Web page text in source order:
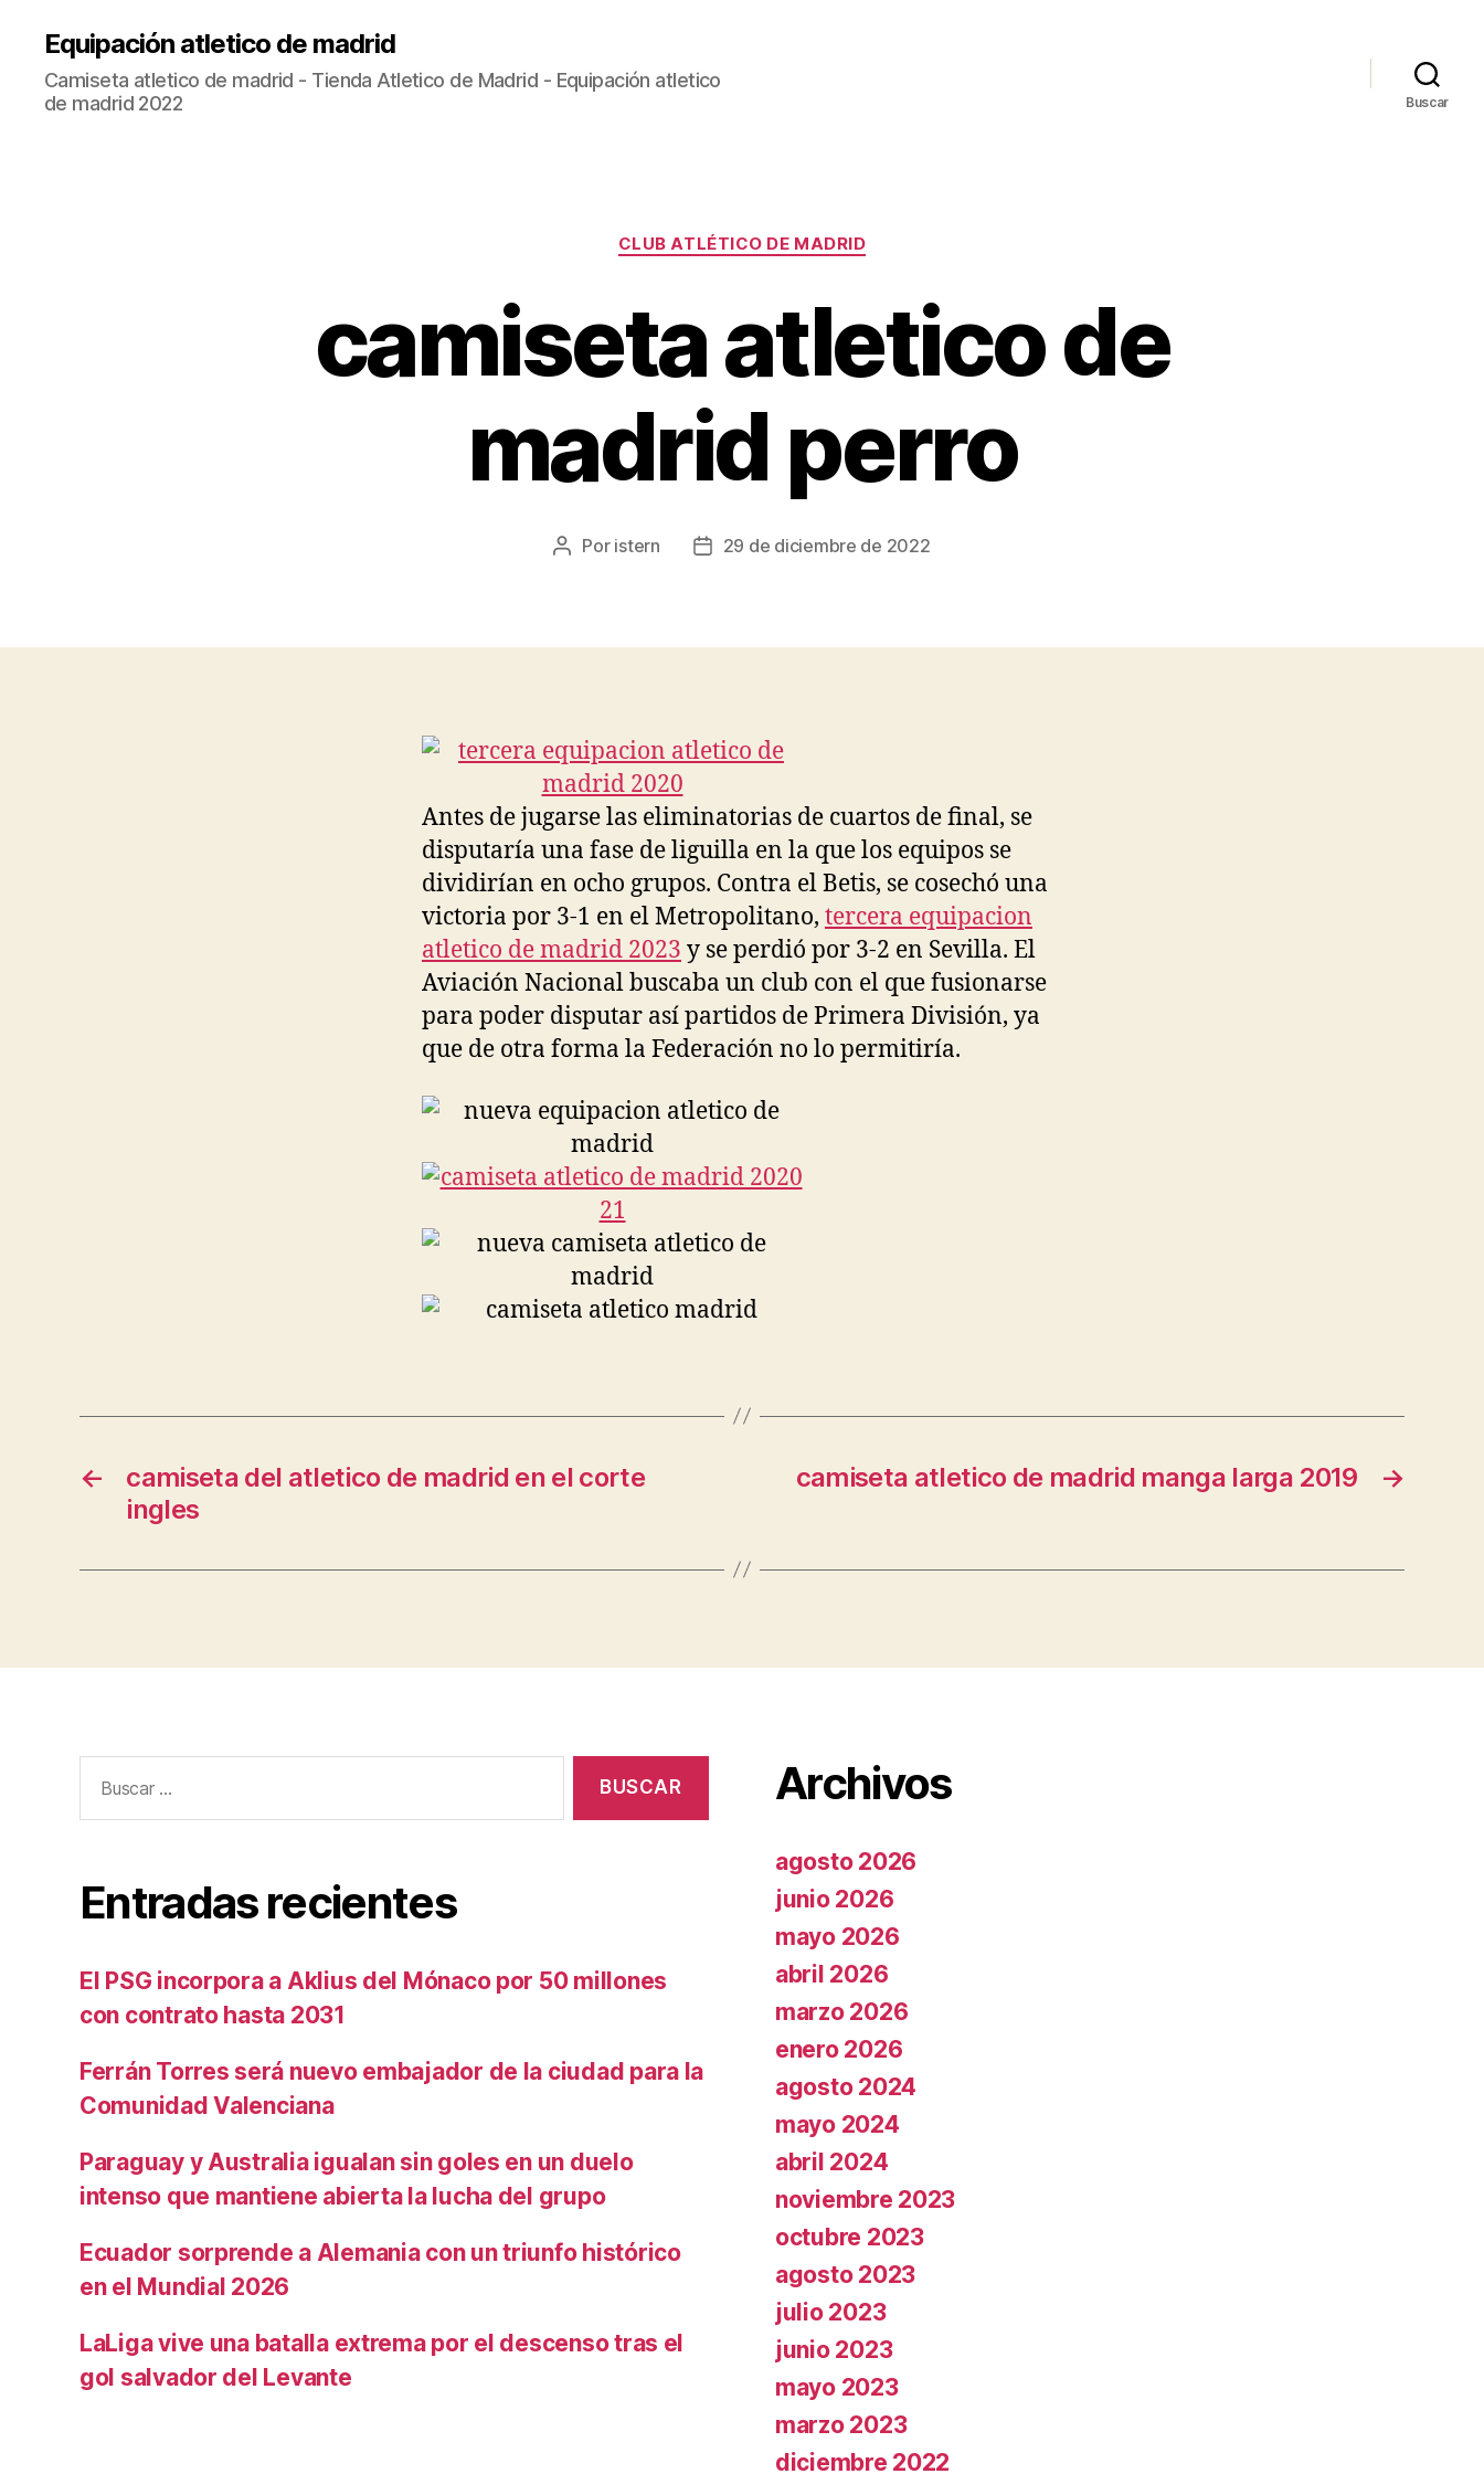
Equipación atletico de madrid
Camiseta atletico de madrid - Tienda Atletico de Madrid - Equipación atletico
de madrid 2022
Buscar
Categorías
CLUB ATLÉTICO DE MADRID
camiseta atletico de
madrid perro
Autor
Por istern
Fecha29 de diciembre de 2022
Antes de jugarse las eliminatorias de cuartos de final, se
disputaría una fase de liguilla en la que los equipos se
dividirían en ocho grupos. Contra el Betis, se cosechó una
victoria por 3-1 en el Metropolitano, tercera equipacion
atletico de madrid 2023 y se perdió por 3-2 en Sevilla. El
Aviación Nacional buscaba un club con el que fusionarse
para poder disputar así partidos de Primera División, ya
que de otra forma la Federación no lo permitiría.
←
camiseta del atletico de madrid en el corte
ingles
→
camiseta atletico de madrid manga larga 2019
Entradas recientes
El PSG incorpora a Aklius del Mónaco por 50 millones
con contrato hasta 2031
Ferrán Torres será nuevo embajador de la ciudad para la
Comunidad Valenciana
Paraguay y Australia igualan sin goles en un duelo
intenso que mantiene abierta la lucha del grupo
Ecuador sorprende a Alemania con un triunfo histórico
en el Mundial 2026
LaLiga vive una batalla extrema por el descenso tras el
gol salvador del Levante
Archivos
agosto 2026
junio 2026
mayo 2026
abril 2026
marzo 2026
enero 2026
agosto 2024
mayo 2024
abril 2024
noviembre 2023
octubre 2023
agosto 2023
julio 2023
junio 2023
mayo 2023
marzo 2023
diciembre 2022